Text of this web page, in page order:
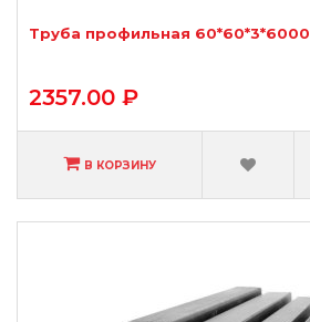
Труба профильная 60*60*3*6000
2357.00 ₽
В КОРЗИНУ